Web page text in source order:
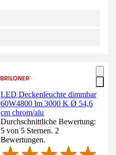
LED Deckenleuchte dimmbar
60W4800 lm 3000 K Ø 54,6
cm chrom/alu
Durchschnittliche Bewertung:
5 von 5 Sternen. 2
Bewertungen.